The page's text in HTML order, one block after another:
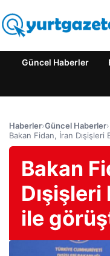
Güncel Haberler
Haberler›Güncel Haberler›
Bakan Fidan, İran Dışişleri
Bakan
Dışişleri
ile